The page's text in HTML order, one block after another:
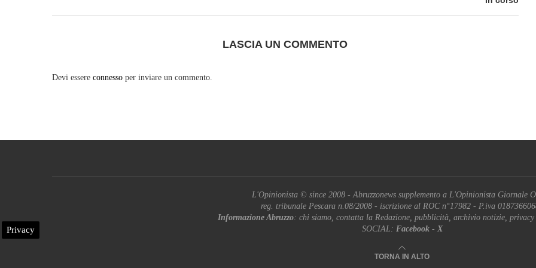
LASCIA UN COMMENTO
Devi essere connesso per inviare un commento.
L'Opinionista © since 2008 - Abruzzonews supplemento a L'Opinionista Giornale
reg. tribunale Pescara n.08/2008 - iscrizione al ROC n°17982 - P.iva
Informazione Abruzzo: chi siamo, contatta la Redazione, pubblicità, archivio notizie, privacy
SOCIAL: Facebook- X
Privacy
TORNA IN ALTO